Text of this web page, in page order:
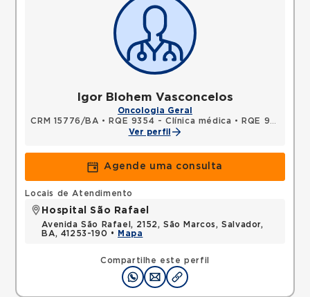
Igor Blohem Vasconcelos
Oncologia Geral
CRM 15776/BA • RQE 9354 - Clínica médica •
RQE 9355 - Oncologia clínica
Ver perfil
Agende uma consulta
Compartilhe este perfil
Locais de Atendimento
Hospital São Rafael
Avenida São Rafael, 2152, São Marcos, Salvador,
BA, 41253-190 •
Mapa